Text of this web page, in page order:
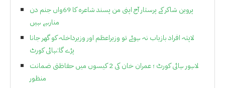
پروین شاکر کے پرستار آج اپنی من پسند شاعرہ کا 69واں جنم دن
منارہے ہیں
لاپتہ افراد بازیاب نہ ہوئے تو وزیراعظم اور وزیرداخلہ کو گھر جانا
پڑے گا:ہائی کورٹ
لاہور ہائی کورٹ ؛ عمران خان کی 2 کیسوں میں حفاظتی ضمانت
منظور